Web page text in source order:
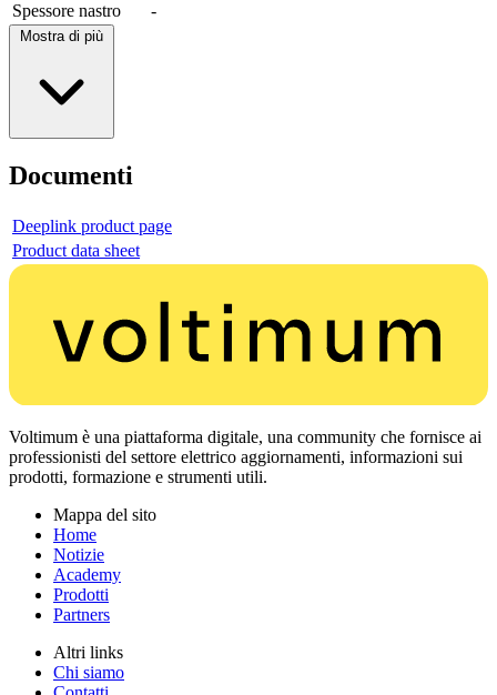
Spessore nastro
-
Mostra di più
Documenti
Deeplink product page
Product data sheet
Voltimum è una piattaforma digitale, una community che fornisce ai
professionisti del settore elettrico aggiornamenti, informazioni sui
prodotti, formazione e strumenti utili.
Mappa del sito
Home
Notizie
Academy
Prodotti
Partners
Altri links
Chi siamo